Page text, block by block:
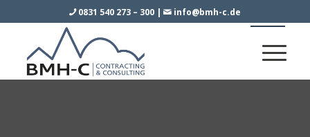
0831 540 273 – 300| info@bmh-c.de